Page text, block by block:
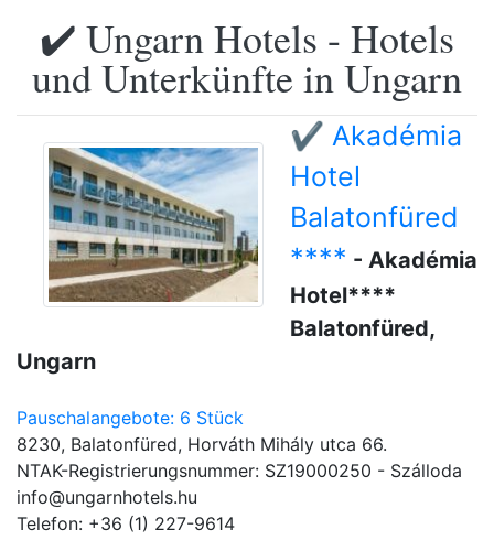
✔️ Ungarn Hotels - Hotels
und Unterkünfte in Ungarn
✔️ Akadémia
Hotel
Balatonfüred
**** - Akadémia
Hotel****
Balatonfüred,
Ungarn
Pauschalangebote: 6 Stück
8230, Balatonfüred, Horváth Mihály utca 66.
NTAK-Registrierungsnummer: SZ19000250 - Szálloda
info@ungarnhotels.hu
Telefon: +36 (1) 227-9614